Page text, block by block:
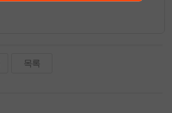
목록